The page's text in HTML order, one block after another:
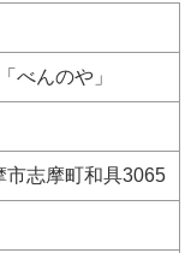
べんのや」
市志摩町和具3065